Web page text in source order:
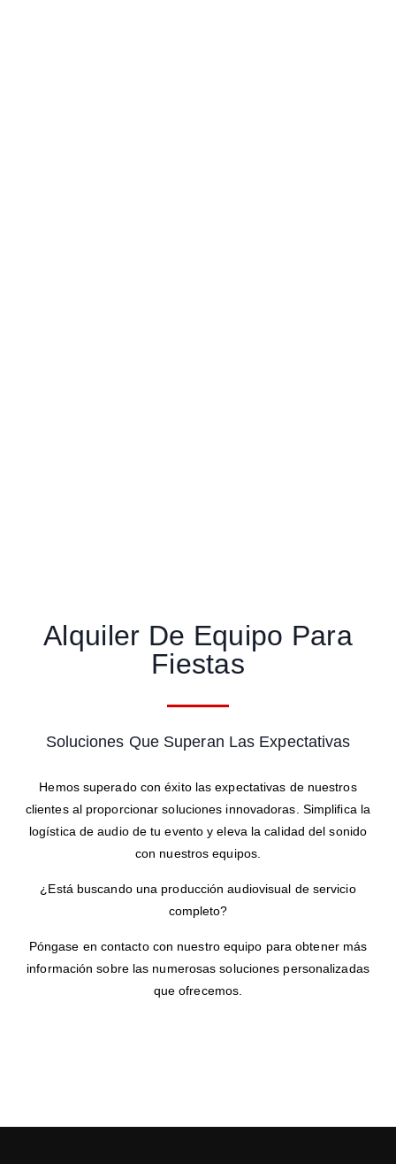
Alquiler De Equipo Para
Fiestas
Soluciones Que Superan Las Expectativas
Hemos superado con éxito las expectativas de nuestros
clientes al proporcionar soluciones innovadoras. Simplifica la
logística de audio de tu evento y eleva la calidad del sonido
con nuestros equipos.
¿Está buscando una producción audiovisual de servicio
completo?
Póngase en contacto con nuestro equipo para obtener más
información sobre las numerosas soluciones personalizadas
que ofrecemos.